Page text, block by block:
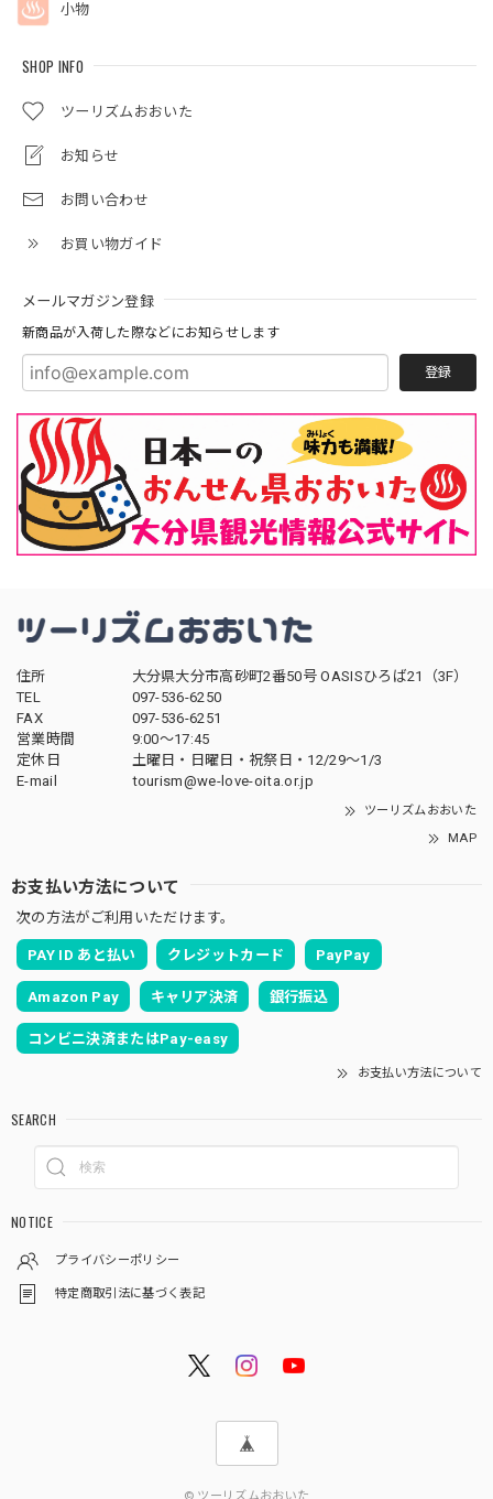
小物
SHOP INFO
ツーリズムおおいた
お知らせ
お問い合わせ
お買い物ガイド
メールマガジン登録
新商品が入荷した際などにお知らせします
登録
住所
大分県大分市高砂町2番50号 OASISひろば21（3F）
TEL
097-536-6250
FAX
097-536-6251
営業時間
9:00～17:45
定休日
土曜日・日曜日・祝祭日・12/29～1/3
E-mail
tourism@we-love-oita.or.jp
ツーリズムおおいた
MAP
お支払い方法について
次の方法がご利用いただけます。
PAY ID あと払い クレジットカード PayPay
Amazon Pay キャリア決済 銀行振込
コンビニ決済またはPay-easy
お支払い方法について
SEARCH
NOTICE
プライバシーポリシー
特定商取引法に基づく表記